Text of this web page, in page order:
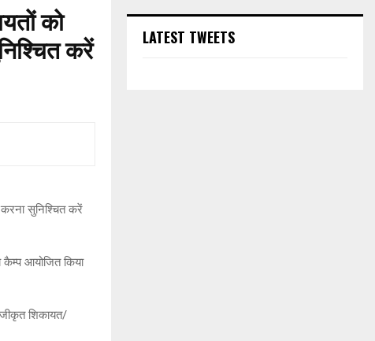
को
करें
करना सुनिश्चित करें
कैम्प आयोजित किया
शिकायत/
LATEST TWEETS